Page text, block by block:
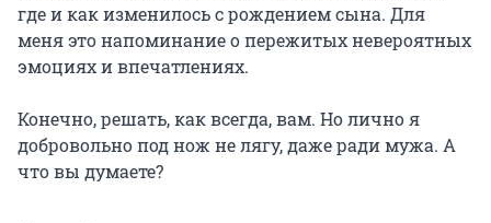
где и как изменилось с рождением сына. Для
меня это напоминание о пережитых невероятных
эмоциях и впечатлениях.
Конечно, решать, как всегда, вам. Но лично я
добровольно под нож не лягу, даже ради мужа. А
что вы думаете?